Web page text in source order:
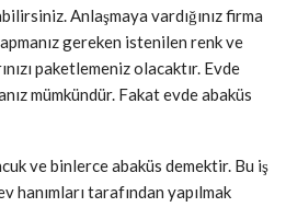
Anlaşmaya vardığınız firma
gereken istenilen renk ve
paketlemeniz olacaktır. Evde
mümkündür. Fakat evde abaküs
ve binlerce abaküs demektir. Bu iş
hanımları tarafından yapılmak